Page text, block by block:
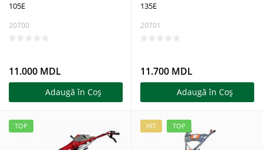
105E
20700
11.000 MDL
Adaugă în Coş
135E
20701
11.700 MDL
Adaugă în Coş
TOP HIT TOP